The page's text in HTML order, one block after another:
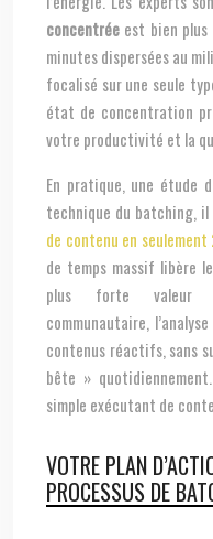
concentrée est bien
minutes dispersées au
focalisé sur une seule
état de concentration
votre productivité et la
En pratique, une étude
technique du batching, il
de contenu en
de temps massif libère
plus forte valeur
communautaire,
contenus réactifs, sans
bête »
simple exécutant de
VOTRE PLAN
PROCESSUS DE